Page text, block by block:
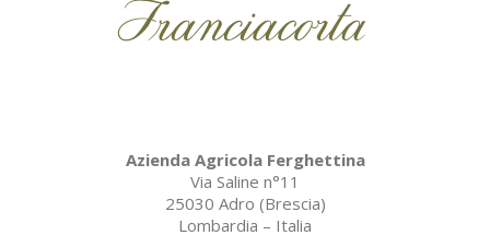
Azienda Agricola Ferghettina
Via Saline n°11
25030 Adro (Brescia)
Lombardia – Italia